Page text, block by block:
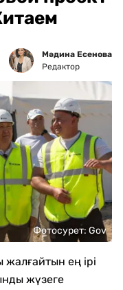
Мәдина Есенова
Редактор
Фотосурет: Gov
ең ірі
жүзеге